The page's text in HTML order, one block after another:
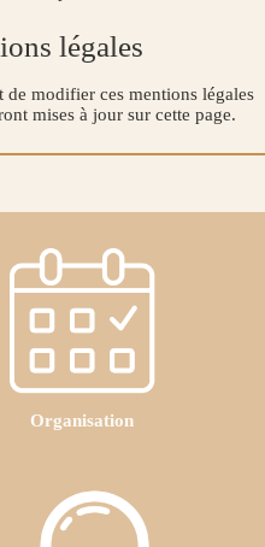
légales
modifier ces mentions légales
mises à jour sur cette page.
Organisation